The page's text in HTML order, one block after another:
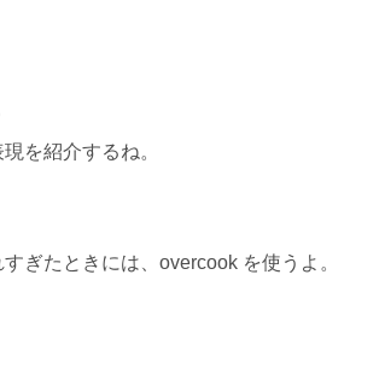
を紹介するね。
ぎたときには、overcook を使うよ。